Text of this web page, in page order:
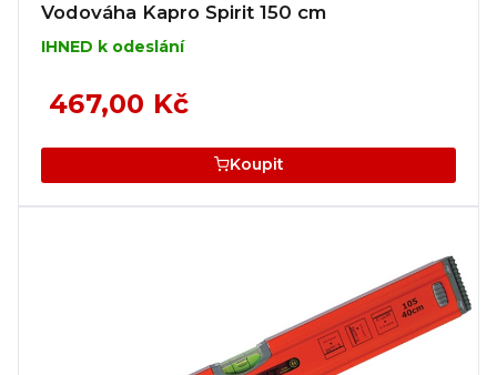
Vodováha Kapro Spirit 150 cm
IHNED k odeslání
467,00 Kč
Koupit